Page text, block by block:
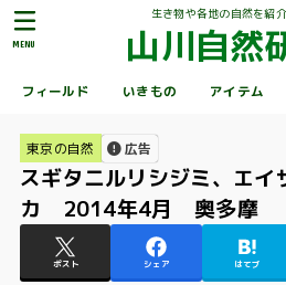
生き物や各地の自然を紹
山川自然
フィールド いきもの アイテム
MENU
東京の自然 広告
スギタニルリシジミ、エイ
カ 2014年4月 奥多摩
ポスト シェア はてブ